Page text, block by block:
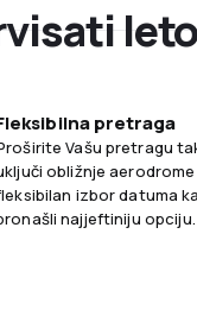
pretraga
Vašu pretragu
obližnje aerodrome
izbor datuma
najjeftiniju opciju.